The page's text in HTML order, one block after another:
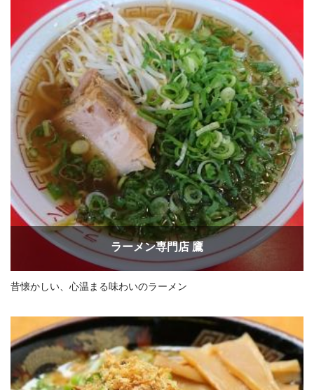
ラーメン専門店 鷹
昔懐かしい、心温まる味わいのラーメン